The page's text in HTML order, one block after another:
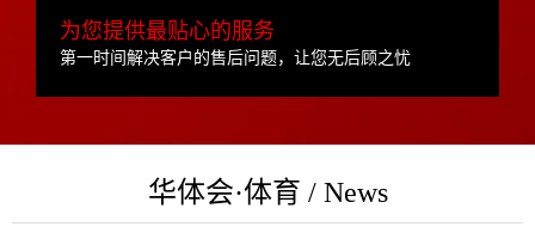
为您提供最贴心的服务
第一时间解决客户的售后问题，让您无后顾之忧
华体会·体育 / News